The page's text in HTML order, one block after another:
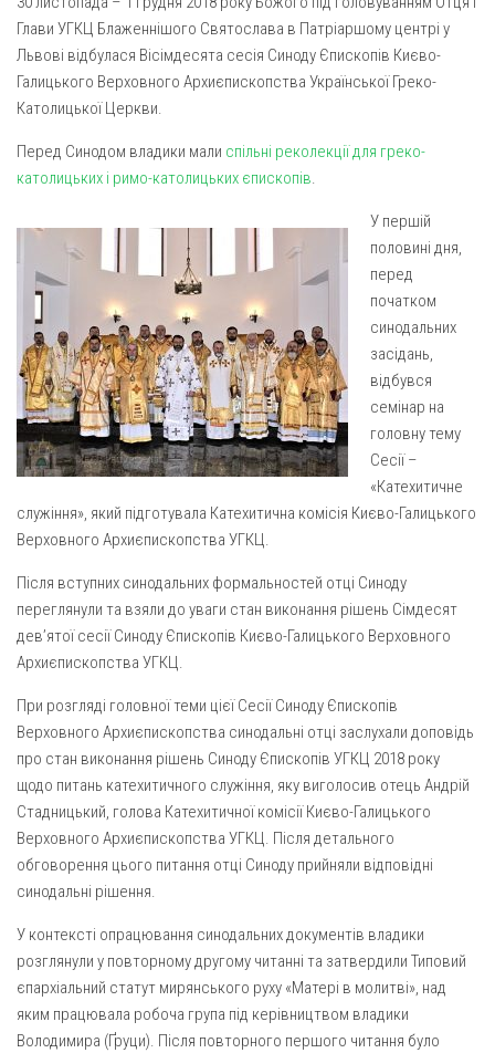
Архистратига Михаїла (м. Люботин)
Покрови Пресвятої Богородиці (с. Вільча)
Преображенська парафія (м. Лозова)
Золочів)
Парафія Різдва Пресвятої Богородиці м. Берестин
Парохії Полтавської області
Пресвятої Трійці (м. Полтава)
Всіх Святих українського народу (м. Полтава)
Свято-Юріївська парафія (м. Полтава)
Архистратига Михаїла (с. Пригарівка)
Благовіщення Пресвятої Богородиці (с. Шевченки)
Введення у храм Пресвятої Богородиці (с. Дашківка)
Вознесіння Господнього (м. Кобеляки)
Пророка Іллі (смт. Білики)
Різдва Пресвятої Богородиці (с. Вільховатка)
Св. Апостола Андрія Первозванного (с. Засулля)
Успіння Пресвятої Богородиці (м. Кременчук)
Успіння Пресвятої Богородиці (м. Лубни)
Парохії Сумської області
Введення в храм Богородиці (м. Суми)
Матері Божої Неустанної Помочі (м. Охтирка)
Монастирі
Свято-Покровський монастир оо Василіян
Свято-Івано-Павлівський монастир сестер Згромадження
Св. Йосифа ОПДМ
Монастир сестер милосердя Св. Вінкентія. Дім Милосердя
Газета Християнський голос
Надруковані числа
Молитви
Рух pro-life
Глави УГКЦ Блаженнішого Святослава в Патріаршому центрі у
Львові відбулася Вісімдесята сесія Синоду Єпископів Києво-
Галицького Верховного Архиєпископства Української Греко-
Католицької Церкви.
Перед Синодом владики мали спільні реколекції для греко-
католицьких і римо-католицьких єпископів.
У першій
половині дня,
перед
початком
синодальних
засідань,
відбувся
семінар на
головну тему
Сесії –
«Катехитичне
служіння», який підготувала Катехитична комісія Києво-Галицького
Верховного Архиєпископства УГКЦ.
Після вступних синодальних формальностей отці Синоду
переглянули та взяли до уваги стан виконання рішень Сімдесят
дев’ятої сесії Синоду Єпископів Києво-Галицького Верховного
Архиєпископства УГКЦ.
При розгляді головної теми цієї Сесії Синоду Єпископів
Верховного Архиєпископства синодальні отці заслухали доповідь
про стан виконання рішень Синоду Єпископів УГКЦ 2018 року
щодо питань катехитичного служіння, яку виголосив отець Андрій
Стадницький, голова Катехитичної комісії Києво-Галицького
Верховного Архиєпископства УГКЦ. Після детального
обговорення цього питання отці Синоду прийняли відповідні
синодальні рішення.
У контексті опрацювання синодальних документів владики
розглянули у повторному другому читанні та затвердили Типовий
єпархіальний статут мирянського руху «Матері в молитві», над
яким працювала робоча група під керівництвом владики
Володимира (Ґруци). Після повторного першого читання було